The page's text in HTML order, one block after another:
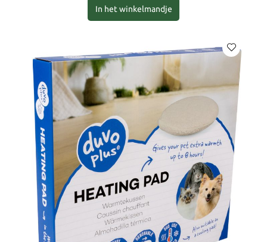
In het winkelmandje